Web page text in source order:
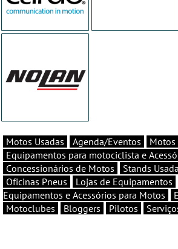
Motos Usadas Agenda/Eventos
Motos
Equipamentos para motociclista e
Concessionários de Motos
Stands
Oficinas Pneus
Lojas de Equipamentos
Equipamentos e Acessórios para Motos
Motoclubes
Bloggers Pilotos